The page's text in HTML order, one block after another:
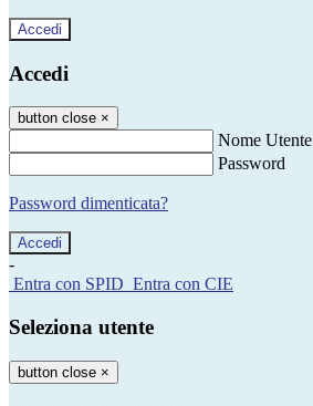
Accedi
Accedi
button close ×
Nome Utente
Password
Password dimenticata?
-
Entra con SPID Entra con CIE
Seleziona utente
button close ×